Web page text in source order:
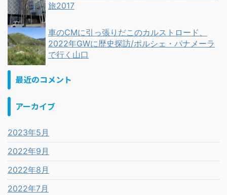
旅2017
車のCMに引っ張りだこのカルストロード、
2022年GWに歴史探訪/ポルシェ・パナメーラ
で行く山口
最近のコメント
アーカイブ
2023年5月
2022年9月
2022年8月
2022年7月